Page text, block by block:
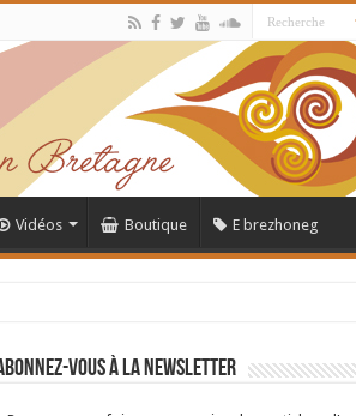
Vidéos Boutique E brezhoneg
vous à la newsletter